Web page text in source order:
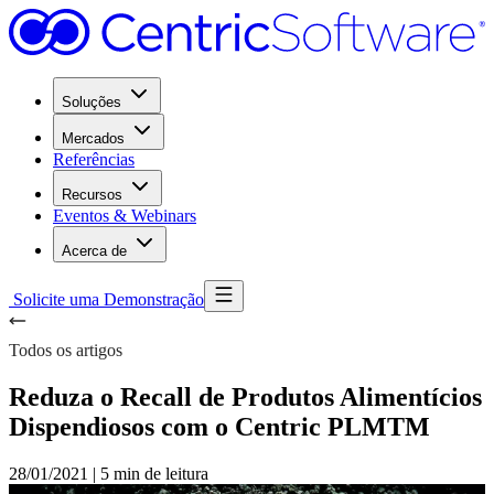
Soluções
Mercados
Referências
Recursos
Eventos & Webinars
Acerca de
Solicite uma Demonstração
Todos os artigos
Reduza o Recall de Produtos Alimentícios
Dispendiosos com o Centric PLMTM
28/01/2021 | 5 min de leitura